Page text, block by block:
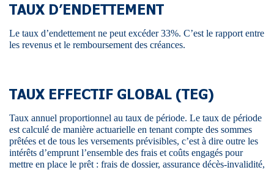
TAUX D’ENDETTEMENT
Le taux d’endettement ne peut excéder 33%. C’est le rapport entre
les revenus et le remboursement des créances.
TAUX EFFECTIF GLOBAL (TEG)
Taux annuel proportionnel au taux de période. Le taux de période
est calculé de manière actuarielle en tenant compte des sommes
prêtées et de tous les versements prévisibles, c’est à dire outre les
intérêts d’emprunt l’ensemble des frais et coûts engagés pour
mettre en place le prêt : frais de dossier, assurance décès-invalidité,